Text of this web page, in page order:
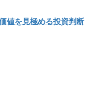
値を見極める投資判断